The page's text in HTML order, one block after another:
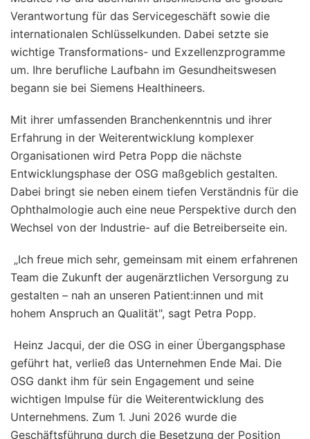
Verantwortung für das Servicegeschäft sowie die
internationalen Schlüsselkunden. Dabei setzte sie
wichtige Transformations- und Exzellenzprogramme
um. Ihre berufliche Laufbahn im Gesundheitswesen
begann sie bei Siemens Healthineers.
Mit ihrer umfassenden Branchenkenntnis und ihrer
Erfahrung in der Weiterentwicklung komplexer
Organisationen wird Petra Popp die nächste
Entwicklungsphase der OSG maßgeblich gestalten.
Dabei bringt sie neben einem tiefen Verständnis für die
Ophthalmologie auch eine neue Perspektive durch den
Wechsel von der Industrie- auf die Betreiberseite ein.
„Ich freue mich sehr, gemeinsam mit einem erfahrenen
Team die Zukunft der augenärztlichen Versorgung zu
gestalten – nah an unseren Patient:innen und mit
hohem Anspruch an Qualität", sagt Petra Popp.
Heinz Jacqui, der die OSG in einer Übergangsphase
geführt hat, verließ das Unternehmen Ende Mai. Die
OSG dankt ihm für sein Engagement und seine
wichtigen Impulse für die Weiterentwicklung des
Unternehmens. Zum 1. Juni 2026 wurde die
Geschäftsführung durch die Besetzung der Position